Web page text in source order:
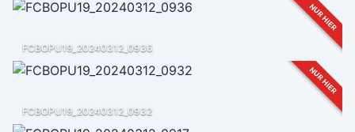
NUR HIER
FCBOPU19_20240312_0936
NUR HIER
FCBOPU19_20240312_0932